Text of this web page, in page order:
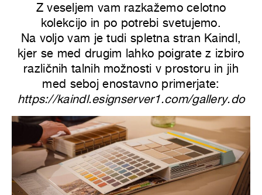
Z veseljem vam razkažemo celotno
kolekcijo in po potrebi svetujemo.
Na voljo vam je tudi spletna stran Kaindl,
kjer se med drugim lahko poigrate z izbiro
različnih talnih možnosti v prostoru in jih
med seboj enostavno primerjate:
https://kaindl.esignserver1.com/gallery.do